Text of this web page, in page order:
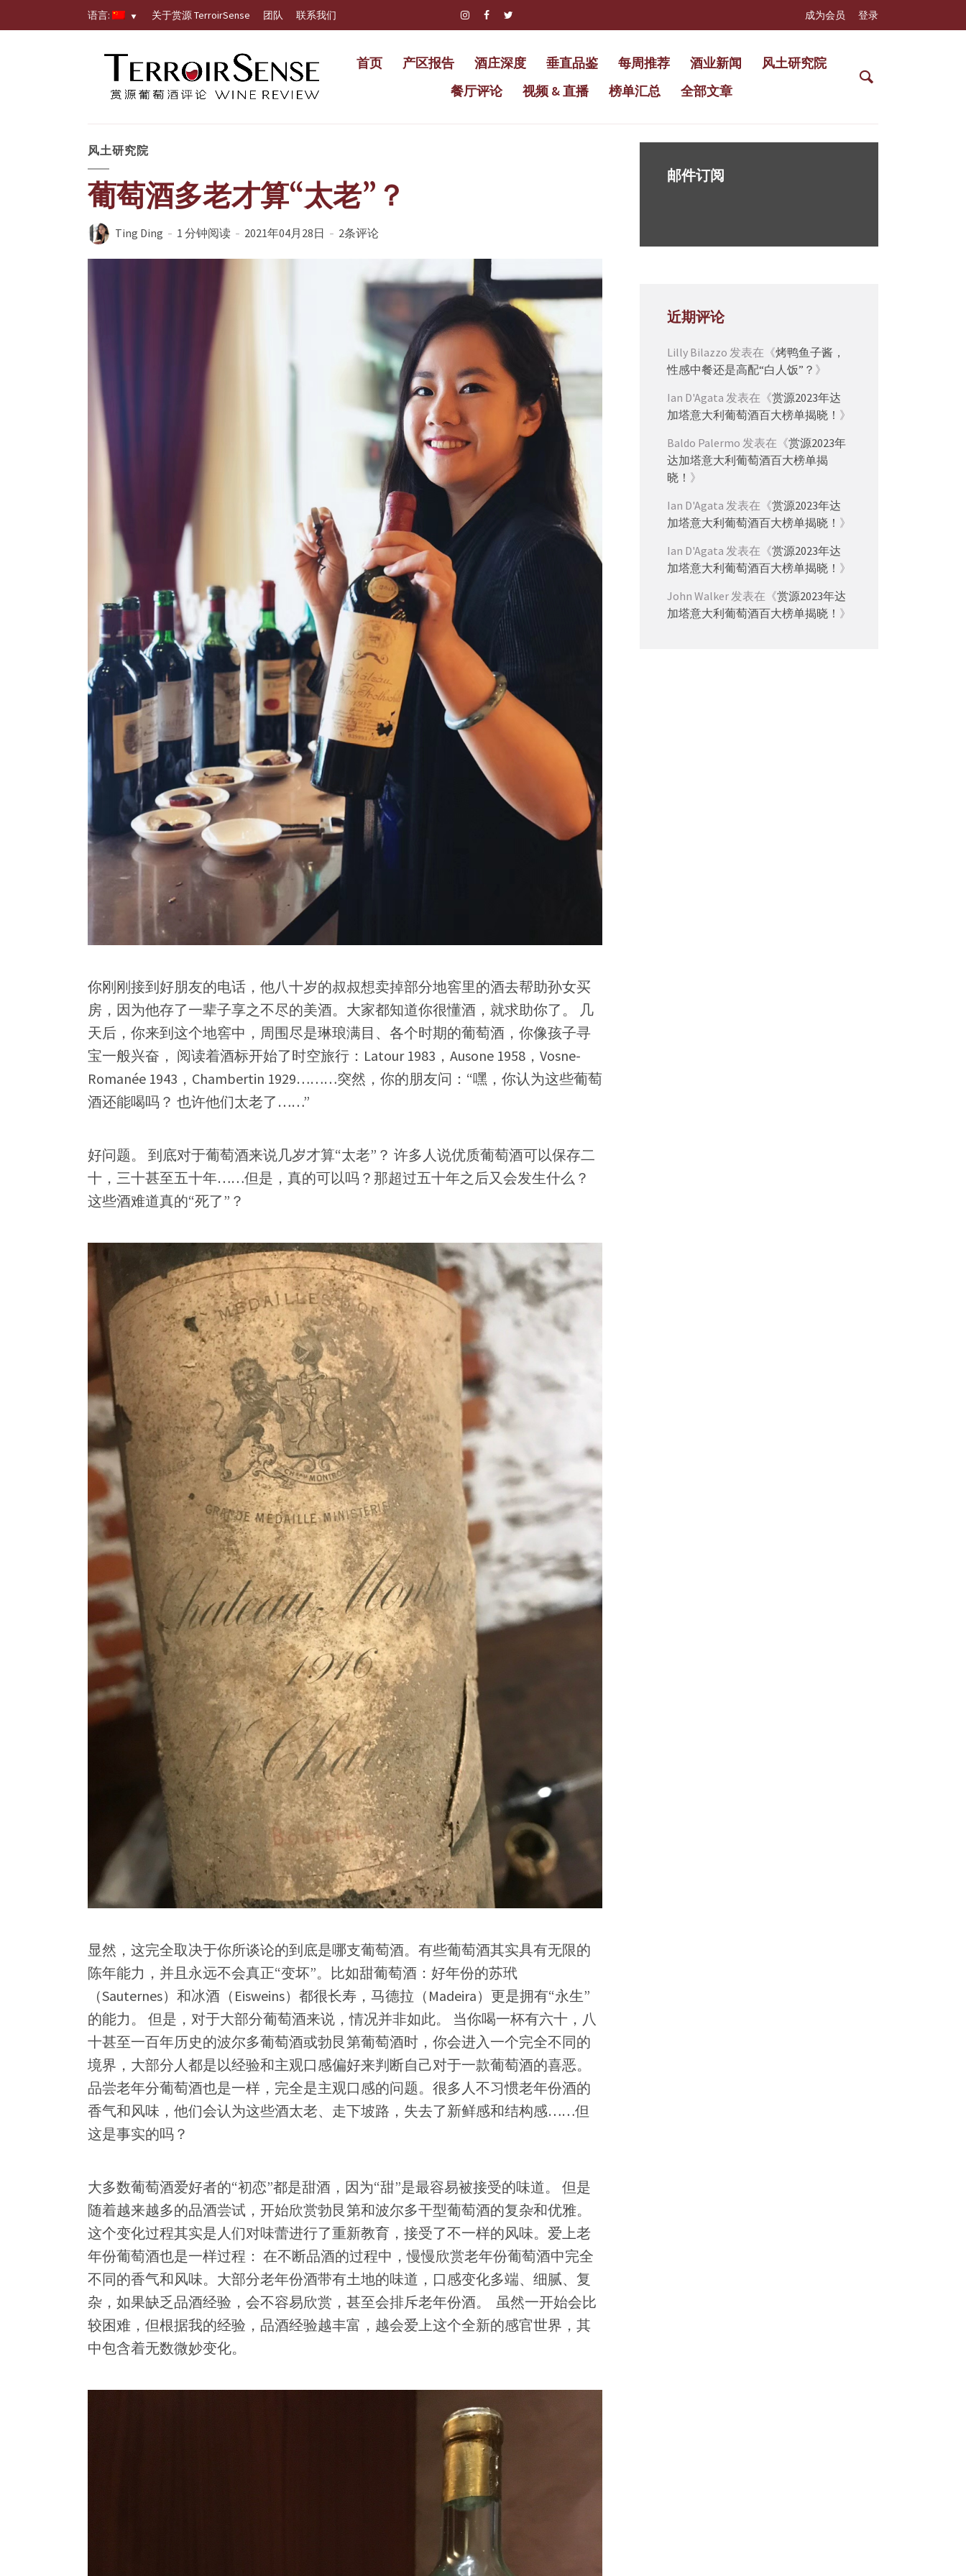
语言: 关于赏源 TerroirSense 团队 联系我们 成为会员 登录
首页 产区报告 酒庄深度 垂直品鉴 每周推荐 酒业新闻
风土研究院
餐厅评论
视频 & 直播 榜单汇总 全部文章
风土研究院
葡萄酒多老才算“太老”？
Ting Ding 1 分钟阅读 2021年04月28日 2条评论
你刚刚接到好朋友的电话，他八十岁的叔叔想卖掉部分地窖里的酒去帮助孙女买
房，因为他存了一辈子享之不尽的美酒。大家都知道你很懂酒，就求助你了。 几
天后，你来到这个地窖中，周围尽是琳琅满目、各个时期的葡萄酒，你像孩子寻
宝一般兴奋， 阅读着酒标开始了时空旅行：Latour 1983，Ausone 1958，Vosne-
Romanée 1943，Chambertin 1929………突然，你的朋友问：“嘿，你认为这些葡萄
酒还能喝吗？ 也许他们太老了……”
好问题。 到底对于葡萄酒来说几岁才算“太老”？ 许多人说优质葡萄酒可以保存二
十，三十甚至五十年……但是，真的可以吗？那超过五十年之后又会发生什么？
这些酒难道真的“死了”？
显然，这完全取决于你所谈论的到底是哪支葡萄酒。有些葡萄酒其实具有无限的
陈年能力，并且永远不会真正“变坏”。比如甜葡萄酒：好年份的苏玳
（Sauternes）和冰酒（Eisweins）都很长寿，马德拉（Madeira）更是拥有“永生”
的能力。 但是，对于大部分葡萄酒来说，情况并非如此。 当你喝一杯有六十，八
十甚至一百年历史的波尔多葡萄酒或勃艮第葡萄酒时，你会进入一个完全不同的
境界，大部分人都是以经验和主观口感偏好来判断自己对于一款葡萄酒的喜恶。
品尝老年分葡萄酒也是一样，完全是主观口感的问题。很多人不习惯老年份酒的
香气和风味，他们会认为这些酒太老、走下坡路，失去了新鲜感和结构感……但
这是事实的吗？
大多数葡萄酒爱好者的“初恋”都是甜酒，因为“甜”是最容易被接受的味道。 但是
随着越来越多的品酒尝试，开始欣赏勃艮第和波尔多干型葡萄酒的复杂和优雅。
这个变化过程其实是人们对味蕾进行了重新教育，接受了不一样的风味。爱上老
年份葡萄酒也是一样过程： 在不断品酒的过程中，慢慢欣赏老年份葡萄酒中完全
不同的香气和风味。大部分老年份酒带有土地的味道，口感变化多端、细腻、复
杂，如果缺乏品酒经验，会不容易欣赏，甚至会排斥老年份酒。 虽然一开始会比
较困难，但根据我的经验，品酒经验越丰富，越会爱上这个全新的感官世界，其
中包含着无数微妙变化。
邮件订阅
近期评论
Lilly Bilazzo 发表在《烤鸭鱼子酱，
性感中餐还是高配“白人饭”？ 》
Ian D'Agata 发表在《赏源2023年达
加塔意大利葡萄酒百大榜单揭晓！ 》
Baldo Palermo 发表在《赏源2023年
达加塔意大利葡萄酒百大榜单揭
晓！ 》
Ian D'Agata 发表在《赏源2023年达
加塔意大利葡萄酒百大榜单揭晓！ 》
Ian D'Agata 发表在《赏源2023年达
加塔意大利葡萄酒百大榜单揭晓！ 》
John Walker发表在《赏源2023年达
加塔意大利葡萄酒百大榜单揭晓！ 》